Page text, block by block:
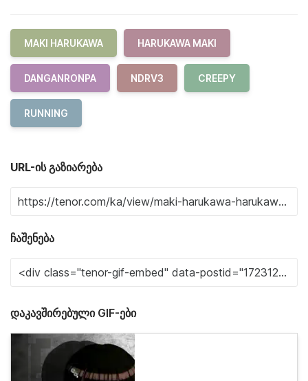
MAKI HARUKAWA HARUKAWA MAKI
DANGANRONPA NDRV3 CREEPY
RUNNING
URL-ის გაზიარება
ჩაშენება
დაკავშირებული GIF-ები